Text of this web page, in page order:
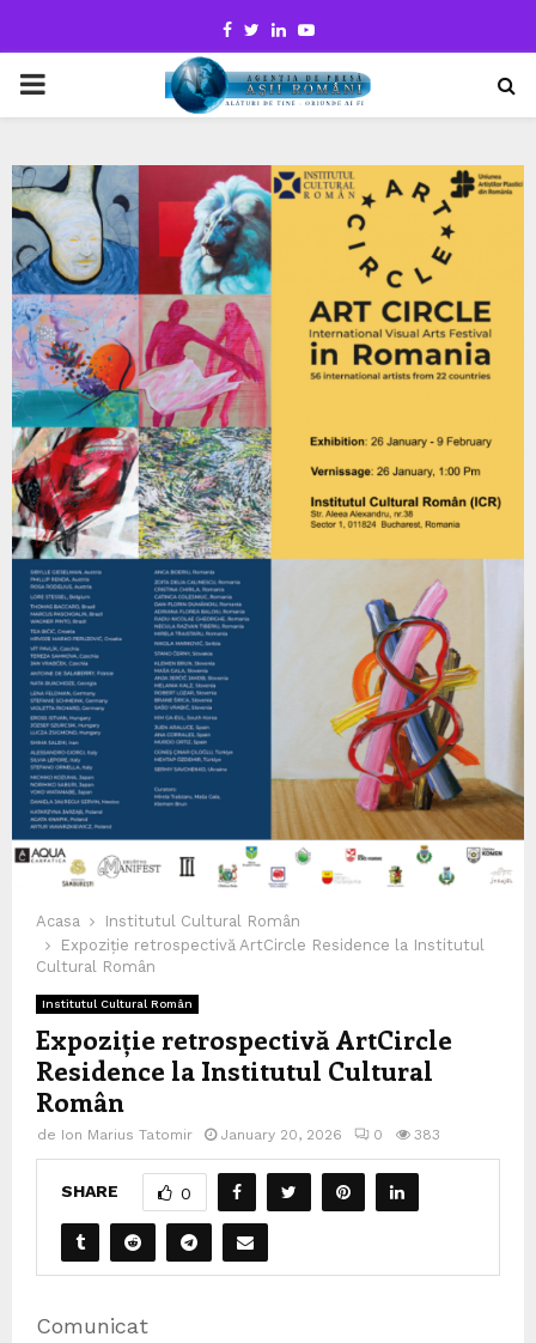
Facebook
TwitterLinkedinYoutube
PRIMARY
Acasa
Institutul Cultural Român
Expoziție retrospectivă ArtCircle Residence la Institutul
Cultural Român
Institutul Cultural Român
Expoziție retrospectivă ArtCircle
Residence la Institutul Cultural
Român
de Ion Marius Tatomir January 20, 2026 0 383
SHARE 0
Comunicat